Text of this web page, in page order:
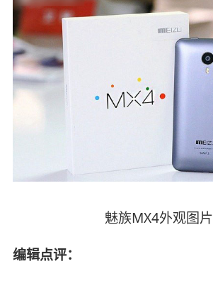
魅族MX4外观图片
编辑点评：